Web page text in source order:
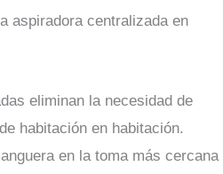
aspiradora centralizada en
eliminan la necesidad de
habitación en habitación.
en la toma más cercana